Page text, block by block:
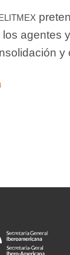
agentes